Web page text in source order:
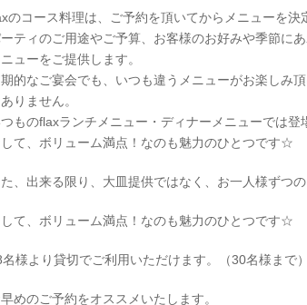
のコース料理は、ご予約を頂いてからメニューを決
ティのご用途やご予算、お客様のお好みや季節に
ニューをご提供します。
的なご宴会でも、いつも違うメニューがお楽しみ
りません。
ものflaxランチメニュー・ディナーメニューでは
て、ボリューム満点！なのも魅力のひとつです☆
た、出来る限り、大皿提供ではなく、お一人様ずつ
て、ボリューム満点！なのも魅力のひとつです☆
名様より貸切でご利用いただけます。（30名様まで）
めのご予約をオススメいたします。